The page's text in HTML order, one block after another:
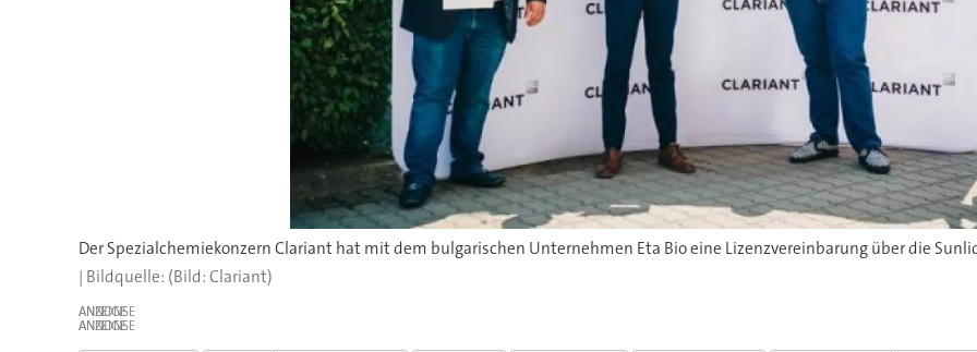
(Bild: Clariant)
ANZEIGE
ANZEIGE